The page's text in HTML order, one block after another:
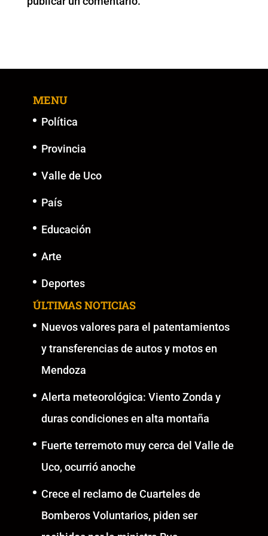
k
MENU
Política
Provincia
Valle de Uco
País
Educación
Arte
Deportes
ÚLTIMAS NOTICIAS
Nuevos valores para el patentamientos
y transferencias de autos y motos en
Mendoza
Alerta meteorológica: Viento Zonda y
duras condiciones en alta montaña
Fuerte terremoto muy cerca del Valle de
Uco, ocurrió anoche
Crece el reclamo de Cuarteles de
Bomberos Voluntarios, piden ser